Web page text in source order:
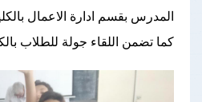
المدرس بقسم ادارة الاعمال
كما تضمن اللقاء جولة للطلاب